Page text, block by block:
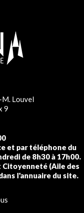
M. Louvel
9
et par téléphone du
de 8h30 à 17h00.
Citoyenneté (Aile des
l'annuaire du site.